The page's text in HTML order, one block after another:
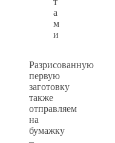
а
м
и
Разрисованную
первую
заготовку
также
отправляем
на
бумажку